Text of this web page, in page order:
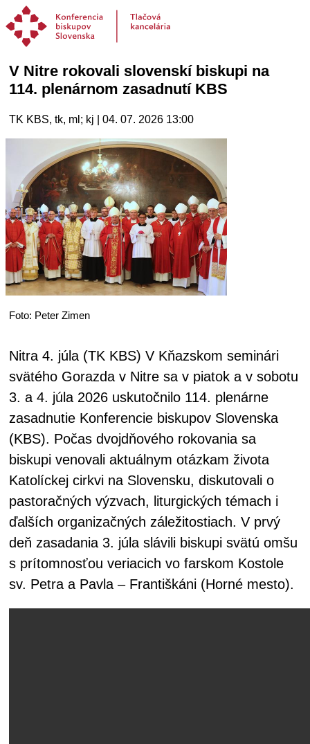
V Nitre rokovali slovenskí biskupi na
114. plenárnom zasadnutí KBS
TK KBS, tk, ml; kj | 04. 07. 2026 13:00
Foto: Peter Zimen
Nitra 4. júla (TK KBS) V Kňazskom seminári
svätého Gorazda v Nitre sa v piatok a v sobotu
3. a 4. júla 2026 uskutočnilo 114. plenárne
zasadnutie Konferencie biskupov Slovenska
(KBS). Počas dvojdňového rokovania sa
biskupi venovali aktuálnym otázkam života
Katolíckej cirkvi na Slovensku, diskutovali o
pastoračných výzvach, liturgických témach i
ďalších organizačných záležitostiach. V prvý
deň zasadania 3. júla slávili biskupi svätú omšu
s prítomnosťou veriacich vo farskom Kostole
sv. Petra a Pavla – Františkáni (Horné mesto).